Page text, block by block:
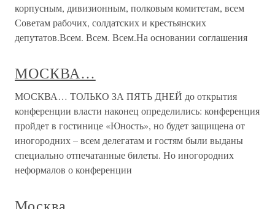
корпусным, дивизионным, полковым комитетам, всем
Советам рабочих, солдатских и крестьянских
депутатов.Всем. Всем. Всем.На основании соглашения
МОСКВА…
МОСКВА… ТОЛЬКО ЗА ПЯТЬ ДНЕЙ до открытия
конференции власти наконец определились: конференция
пройдет в гостинице «Юность», но будет защищена от
иногородних – всем делегатам и гостям были выданы
специально отпечатанные билеты. Но иногородних
неформалов о конференции